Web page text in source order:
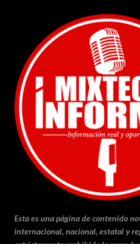
Ir al
Esta es una página de contenido
internacional, nacional, estatal y